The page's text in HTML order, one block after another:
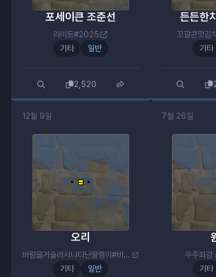
포세이큰 조준선
라이트#2025
기타
일반
2,520
든든한
꼬깔콘맛김
기타
12월 9일
오리
바람을거슬러서나타난꿀렁이#바람의꿀이
기타
일반
7월 26일
우주최강
기타